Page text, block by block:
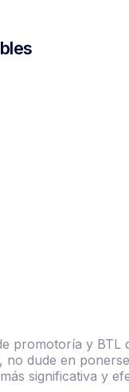
y BTL
dude en
significativa y